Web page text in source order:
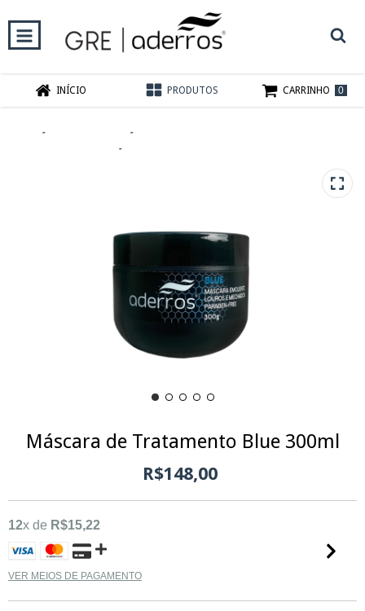
INÍCIO PRODUTOS CARRINHO 0
- -
-
Máscara de Tratamento Blue 300ml
R$148,00
12x de R$15,22
VER MEIOS DE PAGAMENTO